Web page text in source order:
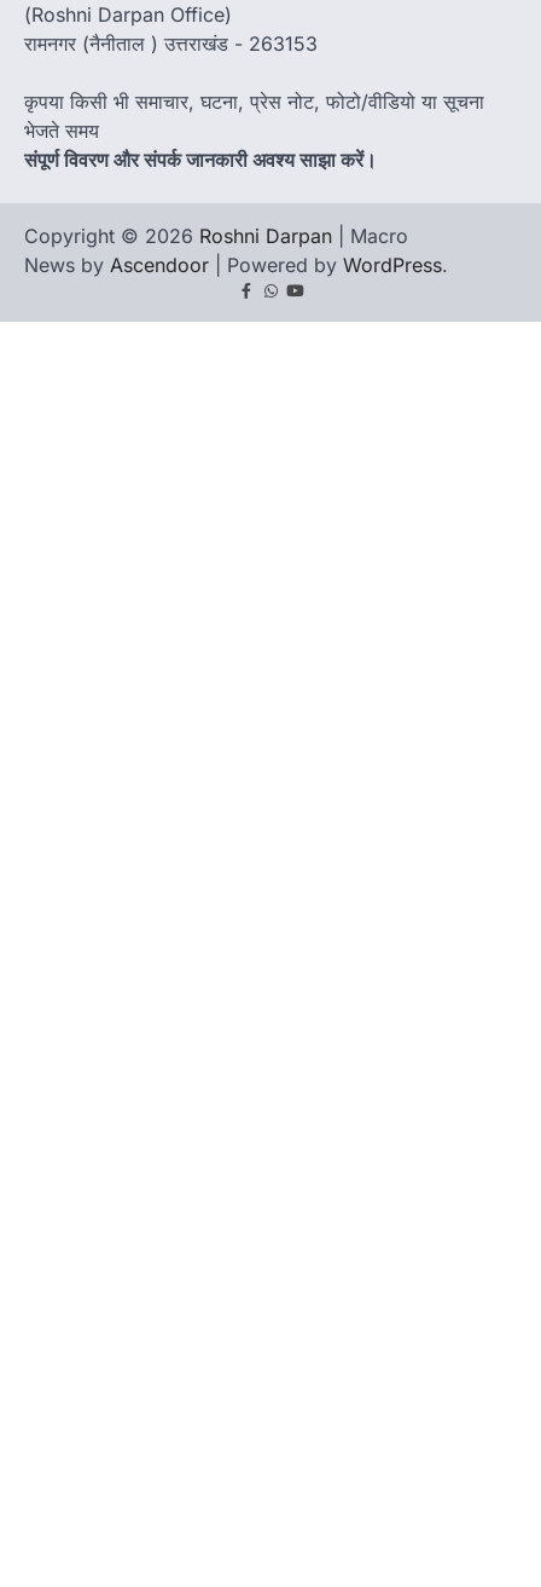
(Roshni Darpan Office)
रामनगर (नैनीताल ) उत्तराखंड - 263153
कृपया किसी भी समाचार, घटना, प्रेस नोट, फोटो/वीडियो या सूचना
भेजते समय
संपूर्ण विवरण और संपर्क जानकारी अवश्य साझा करें।
Copyright © 2026 Roshni Darpan | Macro
News by Ascendoor | Powered by WordPress.
Facebook
Whatsapp
youtube